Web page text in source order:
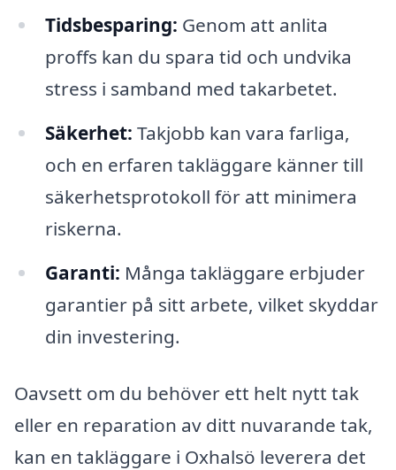
Tidsbesparing: Genom att anlita
proffs kan du spara tid och undvika
stress i samband med takarbetet.
Säkerhet: Takjobb kan vara farliga,
och en erfaren takläggare känner till
säkerhetsprotokoll för att minimera
riskerna.
Garanti: Många takläggare erbjuder
garantier på sitt arbete, vilket skyddar
din investering.
Oavsett om du behöver ett helt nytt tak
eller en reparation av ditt nuvarande tak,
kan en takläggare i Oxhalsö leverera det